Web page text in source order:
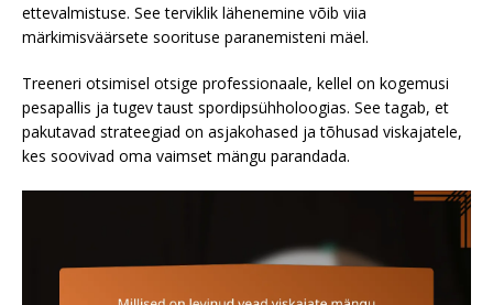
ettevalmistuse. See terviklik lähenemine võib viia
märkimisväärsete soorituse paranemisteni mäel.
Treeneri otsimisel otsige professionaale, kellel on kogemusi
pesapallis ja tugev taust spordipsühholoogias. See tagab, et
pakutavad strateegiad on asjakohased ja tõhusad viskajatele,
kes soovivad oma vaimset mängu parandada.